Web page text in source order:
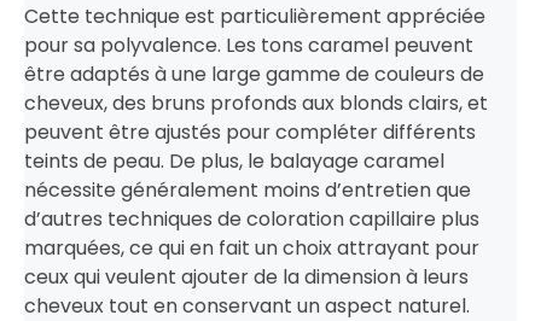
Cette technique est particulièrement appréciée
pour sa polyvalence. Les tons caramel peuvent
être adaptés à une large gamme de couleurs de
cheveux, des bruns profonds aux blonds clairs, et
peuvent être ajustés pour compléter différents
teints de peau. De plus, le balayage caramel
nécessite généralement moins d’entretien que
d’autres techniques de coloration capillaire plus
marquées, ce qui en fait un choix attrayant pour
ceux qui veulent ajouter de la dimension à leurs
cheveux tout en conservant un aspect naturel.